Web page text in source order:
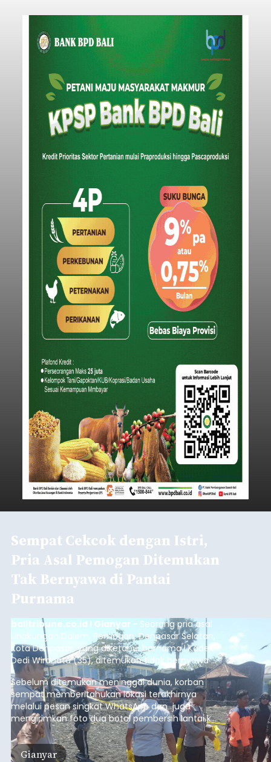
Sempat Cekcok dengan Istri,
Pria Asal Pemogan Ditemukan
Tak Bernyawa di Pantai
Purnama
balitribune.co.id I Gianyar - Seorang pria asal
Lingkungan Dalem, Pemogan, Denpasar Selatan,
Kota Denpasar, yang diketahui bernama I Kadek
Dedi Wiranata (35), ditemukan tidak bernyawa di
pesisir Pantai Purnama, Sukawati.
Sebelum ditemukan meninggal dunia, korban
sempat memberitahukan lokasi terakhirnya
melalui pesan singkat WhatsApp dan juga
mengirimkan foto dua botol pembersih lantai ke
istrinya.
Gianyar